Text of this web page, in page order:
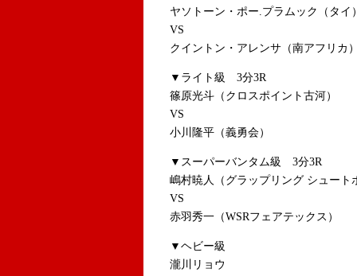
ヤソトーン・ポー.プラムック（タイ
VS
クイントン・アレンサ（南アフリカ
▼ライト級 3分3R
篠原光斗（クロスポイント古河）
VS
小川隆平（義勇会）
▼スーパーバンタム級 3分3R
嶋村暁人（グラップリング シュート
VS
赤羽秀一（WSRフェアテックス）
▼ヘビー級
瀧川リョウ